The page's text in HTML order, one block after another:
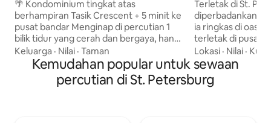
Berhampiran Pusat Bandar
🌴 Kondominium tingkat atas
berhampiran Tasik Crescent + 5 minit ke
pusat bandar Menginap di percutian 1
bilik tidur yang cerah dan bergaya, hanya
beberapa minit dari pusat bandar St.
Pete. Nikmati pemandangan tasik yang
damai dari patio peribadi anda, dengan
Crescent Lake Park hanya beberapa
Keluarga · Nilai · Taman
Terletak di St.
diperbadankan,
ia ringkas di oasis
terletak di pusat
berhampiran
mempunyai
halaman
sendiri? Ini ialah
Lokasi · Nilai ·
Kemudahan popular untuk sewaan
percutian di St. Petersburg